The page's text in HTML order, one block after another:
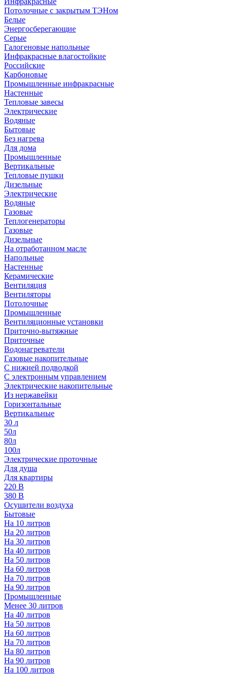
Потолочные с закрытым ТЭНом
Белые
Энергосберегающие
Серые
Галогеновые напольные
Инфракрасные влагостойкие
Российские
Карбоновые
Промышленные инфракрасные
Настенные
Тепловые завесы
Электрические
Водяные
Бытовые
Без нагрева
Для дома
Промышленные
Вертикальные
Тепловые пушки
Дизельные
Электрические
Водяные
Газовые
Теплогенераторы
Газовые
Дизельные
На отработанном масле
Напольные
Настенные
Керамические
Вентиляция
Вентиляторы
Потолочные
Промышленные
Вентиляционные установки
Приточно-вытяжные
Приточные
Водонагреватели
Газовые накопительные
С нижней подводкой
С электронным управлением
Электрические накопительные
Из нержавейки
Горизонтальные
Вертикальные
30 л
50л
80л
100л
Электрические проточные
Для душа
Для квартиры
220 В
380 В
Осушители воздуха
Бытовые
На 10 литров
На 20 литров
На 30 литров
На 40 литров
На 50 литров
На 60 литров
На 70 литров
На 90 литров
Промышленные
Менее 30 литров
На 40 литров
На 50 литров
На 60 литров
На 70 литров
На 80 литров
На 90 литров
На 100 литров